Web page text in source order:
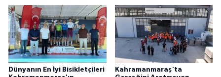
Dünyanın En İyi Bisikletçileri
Kahramanmaraş'ta
SEÇİM 2015
ÇEVRE